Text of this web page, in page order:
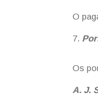
O
Os
A. J.